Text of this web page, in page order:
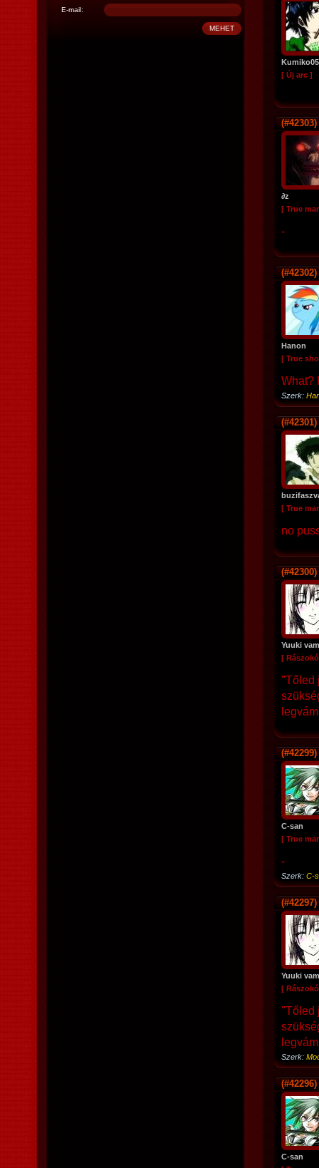
E-mail:
[ Új arc ]
(#42303)
∂z
[ True
-
(#42302)
Hanon
[ True
What?
Szerk:
(#42301)
[ True
no
(#42300)
Yuuki
[
"Tőled
(#42299)
C-san
[ True
-
Szerk: C-
(#42297)
Yuuki
[
"Tőled
Szerk:
(#42296)
C-san